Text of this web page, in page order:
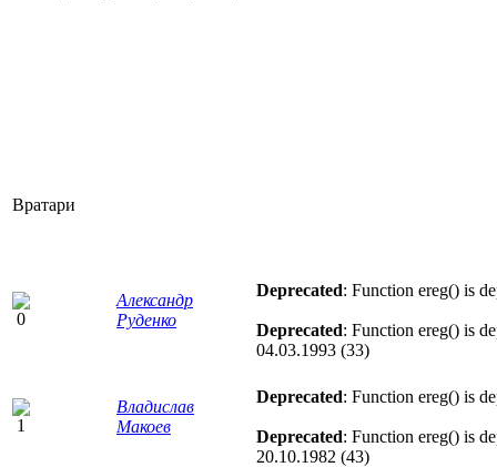
Вратари
Александр
Руденко
Deprecated: Function ereg() is
Deprecated: Function ereg() is
04.03.1993 (33)
Владислав
Макоев
Deprecated: Function ereg() is
Deprecated: Function ereg() is
20.10.1982 (43)